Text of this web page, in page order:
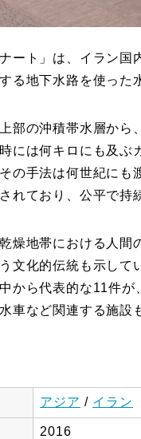
ート」は、イラン
る地下水路を使った
部の沖積帯水層か
には何キロにも及
の手法は何世紀に
れており、公平で
燥地帯における人
文化的伝統も示し
から代表的な11件
車など関連する施設
アジア / イラン
2016